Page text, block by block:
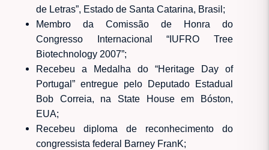
de Letras”, Estado de Santa Catarina, Brasil;
Membro da Comissão de Honra do
Congresso Internacional “IUFRO Tree
Biotechnology 2007”;
Recebeu a Medalha do “Heritage Day of
Portugal” entregue pelo Deputado Estadual
Bob Correia, na State House em Bóston,
EUA;
Recebeu diploma de reconhecimento do
congressista federal Barney FranK;